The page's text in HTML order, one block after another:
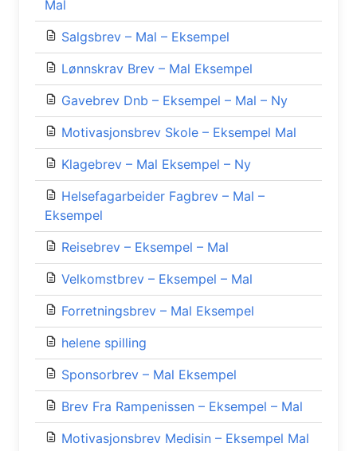
Mal
Salgsbrev – Mal – Eksempel
Lønnskrav Brev – Mal Eksempel
Gavebrev Dnb – Eksempel – Mal – Ny
Motivasjonsbrev Skole – Eksempel Mal
Klagebrev – Mal Eksempel – Ny
Helsefagarbeider Fagbrev – Mal –
Eksempel
Reisebrev – Eksempel – Mal
Velkomstbrev – Eksempel – Mal
Forretningsbrev – Mal Eksempel
helene spilling
Sponsorbrev – Mal Eksempel
Brev Fra Rampenissen – Eksempel – Mal
Motivasjonsbrev Medisin – Eksempel Mal